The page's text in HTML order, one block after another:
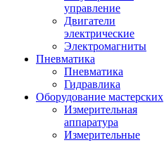
управление
Двигатели
электрические
Электромагниты
Пневматика
Пневматика
Гидравлика
Оборудование мастерских
Измерительная
аппаратура
Измерительные